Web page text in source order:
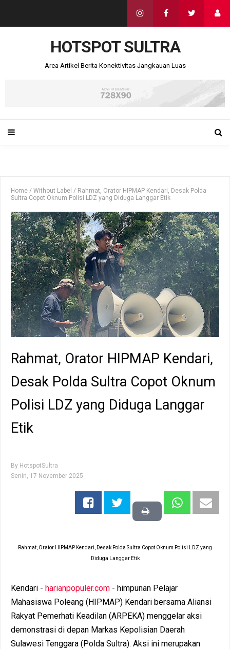
HOTSPOT SULTRA
Area Artikel Berita Konektivitas Jangkauan Luas
Home / Without Label / Rahmat, Orator HIPMAP Kendari, Desak Polda
Sultra Copot Oknum Polisi LDZ yang Diduga Langgar Etik
Rahmat, Orator HIPMAP Kendari,
Desak Polda Sultra Copot Oknum
Polisi LDZ yang Diduga Langgar
Etik
By HotspotSultra
Senin, 17 November 2025
Rahmat, Orator HIPMAP Kendari, Desak Polda Sultra Copot Oknum Polisi LDZ yang
Diduga Langgar Etik
Kendari - harianpopuler.com - himpunan Pelajar
Mahasiswa Poleang (HIPMAP) Kendari bersama Aliansi
Rakyat Pemerhati Keadilan (ARPEKA) menggelar aksi
demonstrasi di depan Markas Kepolisian Daerah
Sulawesi Tenggara (Polda Sultra). Aksi ini merupakan